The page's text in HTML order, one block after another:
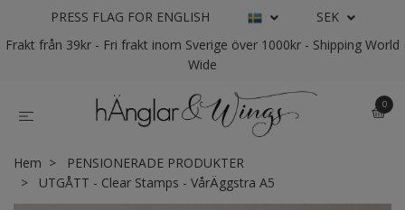
PRESS FLAG FOR ENGLISH
SEK
Frakt från 39kr - Fri frakt inom Sverige över 1000kr - Shipping World
Wide
0
Hem
PENSIONERADE PRODUKTER
UTGÅTT - Clear Stamps - VårÄggstra A5